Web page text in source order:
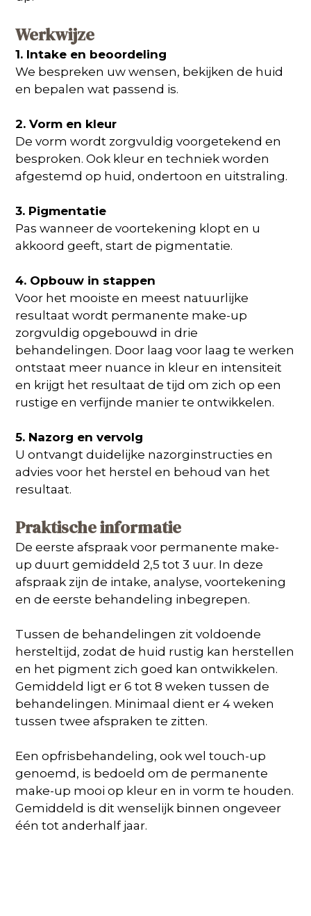
Werkwijze
1. Intake en beoordeling
We bespreken uw wensen, bekijken de huid
en bepalen wat passend is.
2. Vorm en kleur
De vorm wordt zorgvuldig voorgetekend en
besproken. Ook kleur en techniek worden
afgestemd op huid, ondertoon en uitstraling.
3. Pigmentatie
Pas wanneer de voortekening klopt en u
akkoord geeft, start de pigmentatie.
4. Opbouw in stappen
Voor het mooiste en meest natuurlijke
resultaat wordt permanente make-up
zorgvuldig opgebouwd in drie
behandelingen. Door laag voor laag te werken
ontstaat meer nuance in kleur en intensiteit
en krijgt het resultaat de tijd om zich op een
rustige en verfijnde manier te ontwikkelen.
5. Nazorg en vervolg
U ontvangt duidelijke nazorginstructies en
advies voor het herstel en behoud van het
resultaat.
Praktische informatie
De eerste afspraak voor permanente make-
up duurt gemiddeld 2,5 tot 3 uur. In deze
afspraak zijn de intake, analyse, voortekening
en de eerste behandeling inbegrepen.
Tussen de behandelingen zit voldoende
hersteltijd, zodat de huid rustig kan herstellen
en het pigment zich goed kan ontwikkelen.
Gemiddeld ligt er 6 tot 8 weken tussen de
behandelingen. Minimaal dient er 4 weken
tussen twee afspraken te zitten.
Een opfrisbehandeling, ook wel touch-up
genoemd, is bedoeld om de permanente
make-up mooi op kleur en in vorm te houden.
Gemiddeld is dit wenselijk binnen ongeveer
één tot anderhalf jaar.